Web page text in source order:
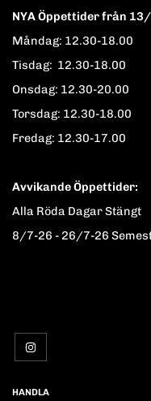
NYA Öppettider från
Måndag: 12.30-18.00
Tisdag: 12.30-18.00
Onsdag: 12.30-20.00
Torsdag: 12.30-18.00
Fredag: 12.30-17.00
Avvikande Öppettider:
Alla Röda Dagar Stängt
8/7-26 - 26/7-26
HANDLA